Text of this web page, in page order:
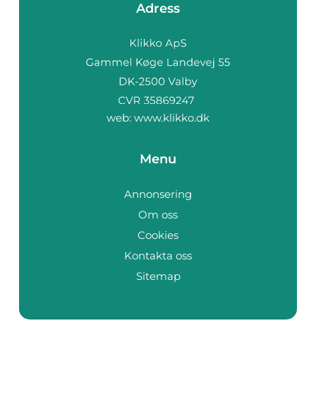
Adress
web: www.klikko.dk
Menu
Annonsering
Om oss
Cookies
Kontakta oss
Sitemap